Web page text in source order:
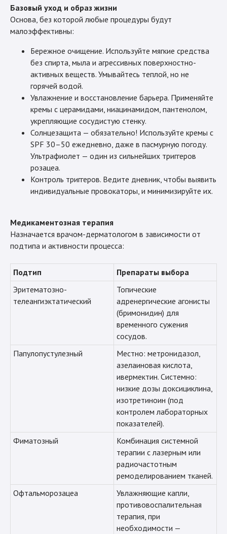
Базовый уход и образ жизни
Основа, без которой любые процедуры будут
малоэффективны:
Бережное очищение. Используйте мягкие средства
без спирта, мыла и агрессивных поверхностно-
активных веществ. Умывайтесь теплой, но не
горячей водой.
Увлажнение и восстановление барьера. Применяйте
кремы с церамидами, ниацинамидом, пантенолом,
укрепляющие сосудистую стенку.
Солнцезащита — обязательно! Используйте кремы с
SPF 30–50 ежедневно, даже в пасмурную погоду.
Ультрафиолет — один из сильнейших триггеров
розацеа.
Контроль триггеров. Ведите дневник, чтобы выявить
индивидуальные провокаторы, и минимизируйте их.
Медикаментозная терапия
Назначается врачом-дерматологом в зависимости от
подтипа и активности процесса:
Подтип
Препараты выбора
Эритематозно-
телеангиэктатический
Топические
адренергические агонисты
(бримонидин) для
временного сужения
сосудов.
Папулопустулезный
Местно: метронидазол,
азелаиновая кислота,
ивермектин. Системно:
низкие дозы доксициклина,
изотретиноин (под
контролем лабораторных
показателей).
Фиматозный
Комбинация системной
терапии с лазерным или
радиочастотным
ремоделированием тканей.
Офтальморозацеа
Увлажняющие капли,
противовоспалительная
терапия, при
необходимости —